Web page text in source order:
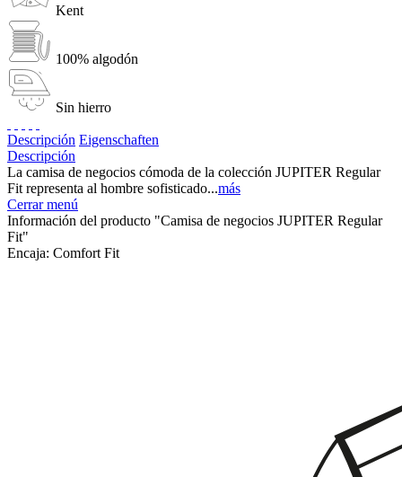
Kent
100% algodón
Sin hierro
Descripción Eigenschaften
Descripción
La camisa de negocios cómoda de la colección JUPITER Regular
Fit representa al hombre sofisticado...más
Cerrar menú
Información del producto "Camisa de negocios JUPITER Regular
Fit"
Encaja: Comfort Fit